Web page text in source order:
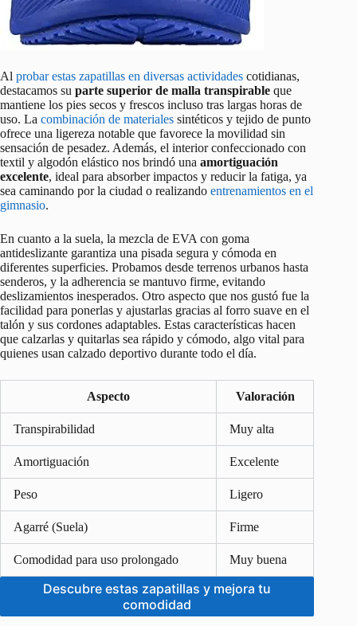
Al probar estas zapatillas en diversas actividades cotidianas,
destacamos su parte superior de malla transpirable que
mantiene los pies secos y frescos incluso tras largas horas de
uso. La combinación de materiales sintéticos y tejido de punto
ofrece una ligereza notable que favorece la movilidad sin
sensación de pesadez. Además, el interior confeccionado con
textil y algodón elástico nos brindó una amortiguación
excelente, ideal para absorber impactos y reducir la fatiga, ya
sea caminando por la ciudad o realizando entrenamientos en el
gimnasio.
En cuanto a la suela, la mezcla de EVA con goma
antideslizante garantiza una pisada segura y cómoda en
diferentes superficies. Probamos desde terrenos urbanos hasta
senderos, y la adherencia se mantuvo firme, evitando
deslizamientos inesperados. Otro aspecto que nos gustó fue la
facilidad para ponerlas y ajustarlas gracias al forro suave en el
talón y sus cordones adaptables. Estas características hacen
que calzarlas y quitarlas sea rápido y cómodo, algo vital para
quienes usan calzado deportivo durante todo el día.
Aspecto Valoración
Transpirabilidad Muy alta
Amortiguación Excelente
Peso Ligero
Agarré (Suela) Firme
Comodidad para uso prolongado Muy buena
Descubre estas zapatillas y mejora tu
comodidad